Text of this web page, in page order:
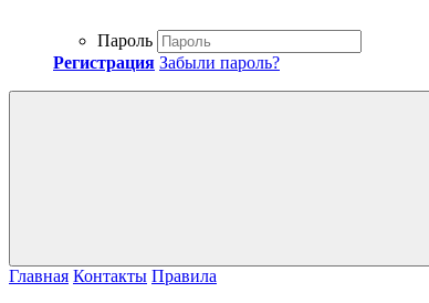
Пароль
Регистрация Забыли пароль?
Главная Контакты Правила